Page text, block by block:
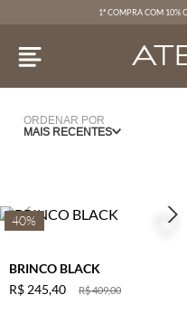
1ª COMPRA COM 10%
ORDENAR POR
MAIS RECENTES
40%
BRINCO BLACK
R$409,00
R$ 245,40